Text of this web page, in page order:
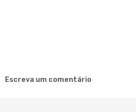
Escreva um comentário